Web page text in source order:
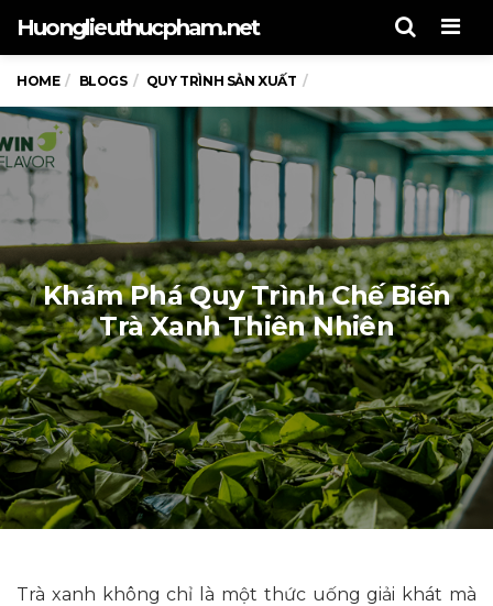
Huonglieuthucpham.net
HOME BLOGS QUY TRÌNH SẢN XUẤT
Khám Phá Quy Trình Chế Biến
Trà Xanh Thiên Nhiên
Trà xanh không chỉ là một thức uống giải khát mà